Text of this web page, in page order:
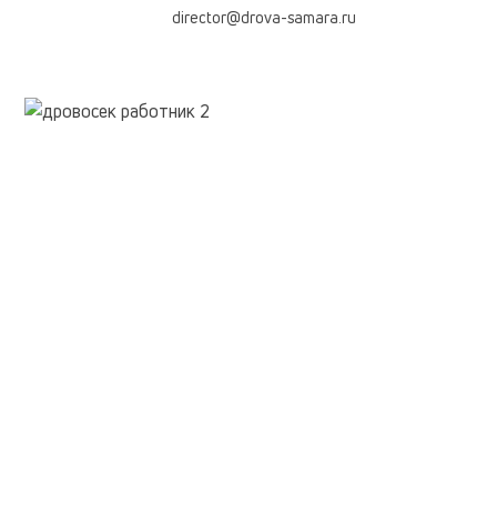
director@drova-samara.ru